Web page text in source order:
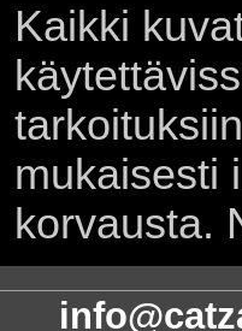
Kaikki
tarkoituksiin
mukaisesti
korvausta.